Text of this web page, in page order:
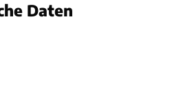
Daten